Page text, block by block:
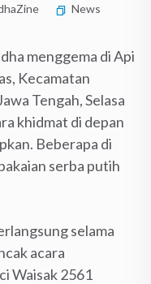
News
menggema di Api
Kecamatan
Tengah, Selasa
khidmat di depan
Beberapa di
serba putih
selama
acara
Waisak 2561